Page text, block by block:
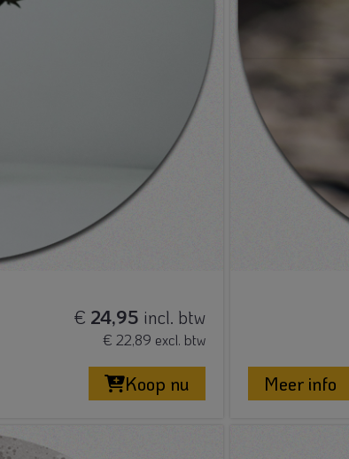
€ 24,95 incl. btw
€ 22,89 excl. btw
Koop nu Meer info